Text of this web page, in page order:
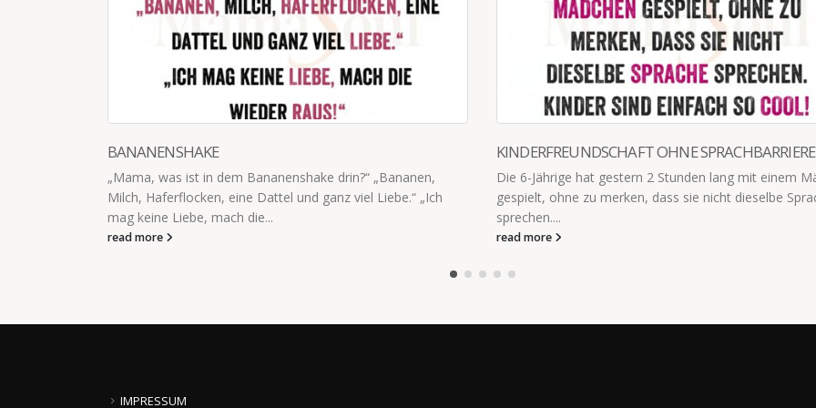
Bananenshake drin?“ „Bananen,
Dattel und ganz viel Liebe.“ „Ich
KINDERFREUNDSCHAFT OHNE SPRACHBARRIEREN
Die 6-Jährige hat gestern 2 Stunden lang mit einem Mädchen
gespielt, ohne zu merken, dass sie nicht dieselbe Sprache
sprechen....
DU BIST 365 TAGE IM
Muttertag. Ein schöner
“Danke Mama”. Aber die
IMPRESSUM